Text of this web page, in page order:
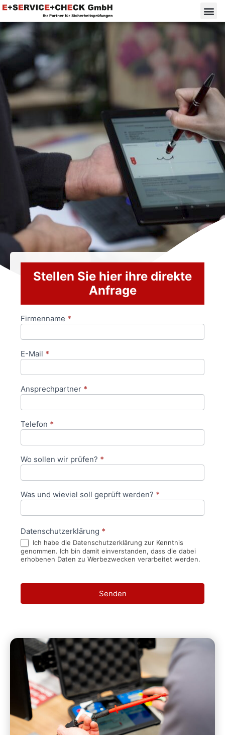
Stellen Sie hier ihre direkte
Anfrage
Anfrageformular
Firmenname *
E-Mail *
Ansprechpartner *
Telefon *
Wo sollen wir prüfen? *
Was und wieviel soll geprüft werden? *
Datenschutzerklärung *
Ich habe die Datenschutzerklärung zur Kenntnis
genommen. Ich bin damit einverstanden, dass die dabei
erhobenen Daten zu Werbezwecken verarbeitet werden.
Senden